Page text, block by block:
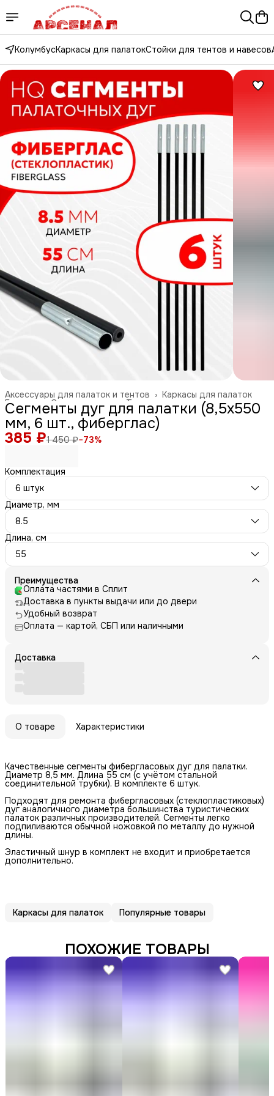
КолумбусКаркасы для палатокСтойки для тентов и навесов
Каркасы для палаток
Аксессуары для палаток и тентов ›
Туризм и отдых на природе ›
Спорт и отдых ›
Главная ›
Сегменты дуг для палатки (8,5х550
мм, 6 шт., фиберглас)
385 ₽1 450 ₽−73%
Комплектация
6 штук
Диаметр, мм
8.5
Длина, см
55
Преимущества
Оплата частями в Сплит
Доставка в пункты выдачи или до двери
Удобный возврат
Оплата — картой, СБП или наличными
Доставка
О товаре Характеристики
Качественные сегменты фибергласовых дуг для палатки.
Диаметр 8,5 мм. Длина 55 см (с учётом стальной
соединительной трубки). В комплекте 6 штук.
Подходят для ремонта фибергласовых (стеклопластиковых)
дуг аналогичного диаметра большинства туристических
палаток различных производителей. Сегменты легко
подпиливаются обычной ножовкой по металлу до нужной
длины.
Эластичный шнур в комплект не входит и приобретается
дополнительно.
Каркасы для палаток Популярные товары
ПОХОЖИЕ ТОВАРЫ